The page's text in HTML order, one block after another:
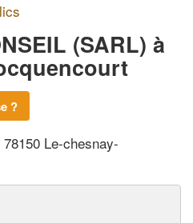
(SARL) à
?
Le-chesnay-